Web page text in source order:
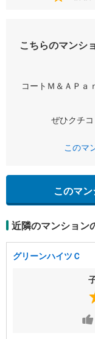
こちらのマンシ
コートＭ＆ＡＰａ
ぜひクチ
このマ
このマ
近隣のマンション
グリーンハイツＣ